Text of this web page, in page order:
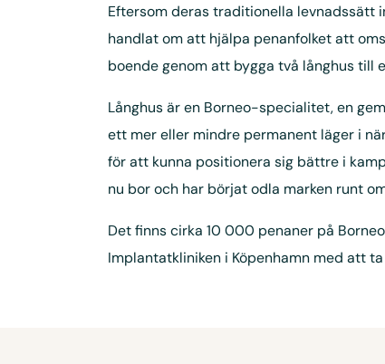
Eftersom deras traditionella levnadssätt
handlat om att hjälpa penanfolket att
boende genom att bygga två långhus till
Långhus är en Borneo-specialitet, en
ett mer eller mindre permanent läger i
för att kunna positionera sig bättre i
nu bor och har börjat odla marken runt
Det finns cirka 10 000 penaner på
Implantatkliniken i Köpenhamn med att